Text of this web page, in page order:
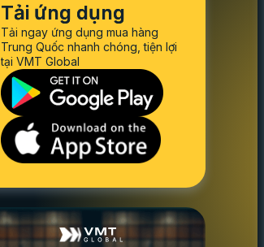
Tải ứng dụng
Tải ngay ứng dụng mua hàng
Trung Quốc nhanh chóng, tiện lợi
tại VMT Global